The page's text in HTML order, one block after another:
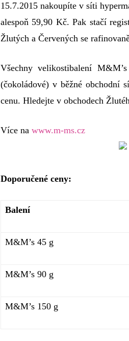
15.7.2015 nakoupíte v síti
alespoň 59,90 Kč. Pak stačí
Žlutých a Červených se
Všechny velikostibalení
(čokoládové) v běžné obchodní
cenu. Hledejte v obchodech
Více na www.m-ms.cz
Doporučené ceny:
Balení
M&M’s 45 g
M&M’s 90 g
M&M’s 150 g